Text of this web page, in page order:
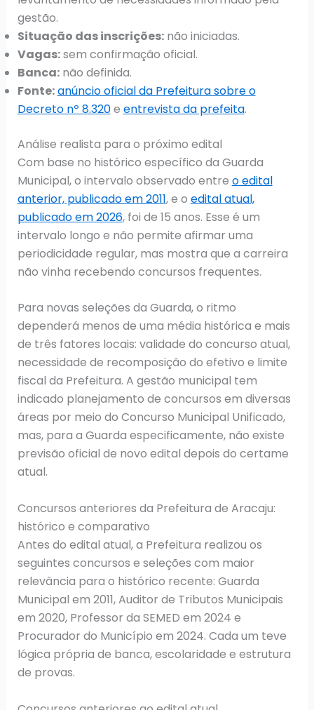
gestão.
Situação das inscrições:não iniciadas.
Vagas:sem confirmação oficial.
Banca:não definida.
Fonte:anúncio oficial da Prefeitura sobre o
Decreto nº 8.320e entrevista da prefeita.
Análise realista para o próximo edital
Com base no histórico específico da Guarda
Municipal, o intervalo observado entre o edital
anterior, publicado em 2011, e o edital atual,
publicado em 2026, foi de 15 anos. Esse é um
intervalo longo e não permite afirmar uma
periodicidade regular, mas mostra que a carreira
não vinha recebendo concursos frequentes.
Para novas seleções da Guarda, o ritmo
dependerá menos de uma média histórica e mais
de três fatores locais: validade do concurso atual,
necessidade de recomposição do efetivo e limite
fiscal da Prefeitura. A gestão municipal tem
indicado planejamento de concursos em diversas
áreas por meio do Concurso Municipal Unificado,
mas, para a Guarda especificamente, não existe
previsão oficial de novo edital depois do certame
atual.
Concursos anteriores da Prefeitura de Aracaju:
histórico e comparativo
Antes do edital atual, a Prefeitura realizou os
seguintes concursos e seleções com maior
relevância para o histórico recente: Guarda
Municipal em 2011, Auditor de Tributos Municipais
em 2020, Professor da SEMED em 2024 e
Procurador do Município em 2024. Cada um teve
lógica própria de banca, escolaridade e estrutura
de provas.